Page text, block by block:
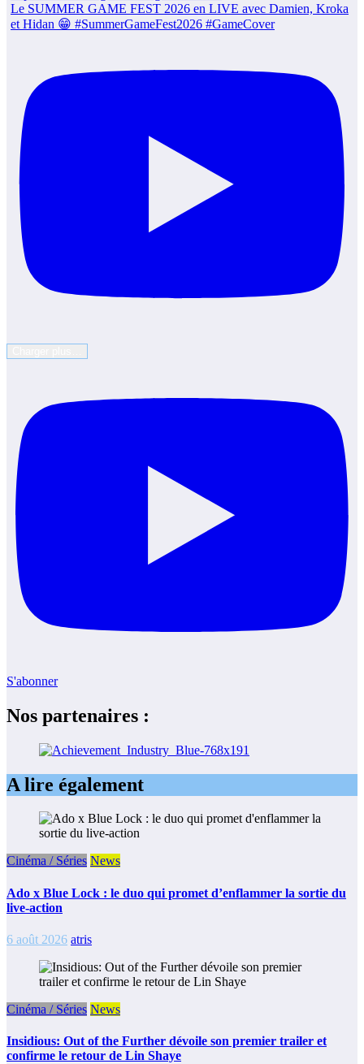
Le SUMMER GAME FEST 2026 en LIVE avec Damien, Kroka
et Hidan 😁 #SummerGameFest2026 #GameCover
S'abonner
Nos partenaires :
A lire également
Cinéma / Séries News
Ado x Blue Lock : le duo qui promet d’enflammer la sortie du
live-action
6 août 2026 atris
Cinéma / Séries News
Insidious: Out of the Further dévoile son premier trailer et
confirme le retour de Lin Shaye